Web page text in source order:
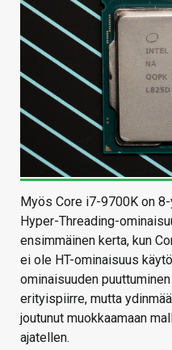
Myös Core i7-9700K on
Hyper-Threading-
ensimmäinen kerta, kun
ei ole HT-ominaisuus
ominaisuuden
erityispiirre, mutta
joutunut muokkaamaan
ajatellen.